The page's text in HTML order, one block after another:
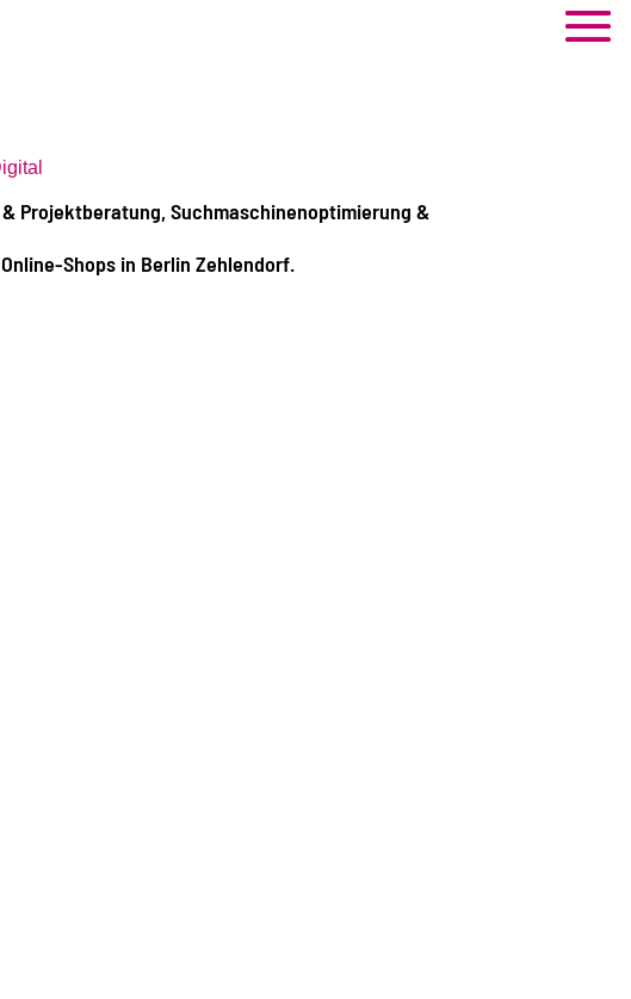
Projektberatung, Suchmaschinenoptimierung &
Shops in Berlin Zehlendorf.